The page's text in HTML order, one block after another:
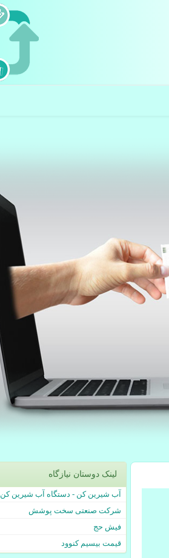
لینک دوستان نیازگاه
آب شیرین کن - دستگاه آب شیرین کن
شرکت صنعتی سخت پوشش
فیش حج
قیمت بیسیم کنوود